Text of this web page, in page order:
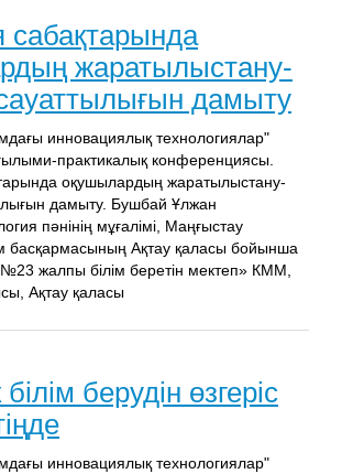
сабақтарында
жаратылыстану-
дамыту
инновациялық технологиялар"
практикалық конференциясы.
оқушылардың жаратылыстану-
дамыту. Бушбай Ұлжан
пәнінің мұғалімі, Маңғыстау
басқармасының Ақтау қаласы бойынша
«№23 жалпы білім беретін мектеп» КММ,
Ақтау қаласы
білім берудін өзгеріс
инновациялық технологиялар"